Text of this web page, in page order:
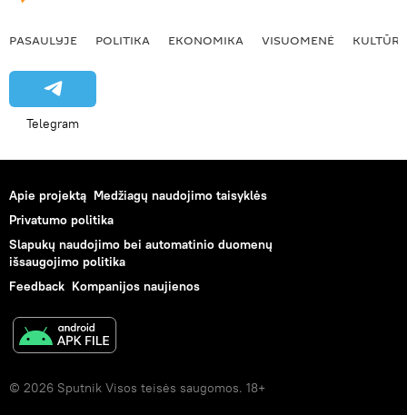
PASAULYJE POLITIKA EKONOMIKA VISUOMENĖ KULTŪRA
Telegram
Apie projektą Medžiagų naudojimo taisyklės
Privatumo politika
Slapukų naudojimo bei automatinio duomenų
išsaugojimo politika
Feedback Kompanijos naujienos
© 2026 Sputnik Visos teisės saugomos. 18+